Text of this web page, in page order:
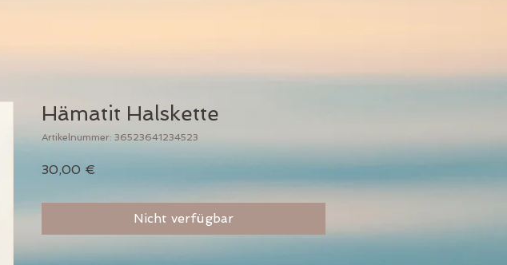
Hämatit Halskette
Artikelnummer: 36523641234523
30,00 €
Nicht verfügbar